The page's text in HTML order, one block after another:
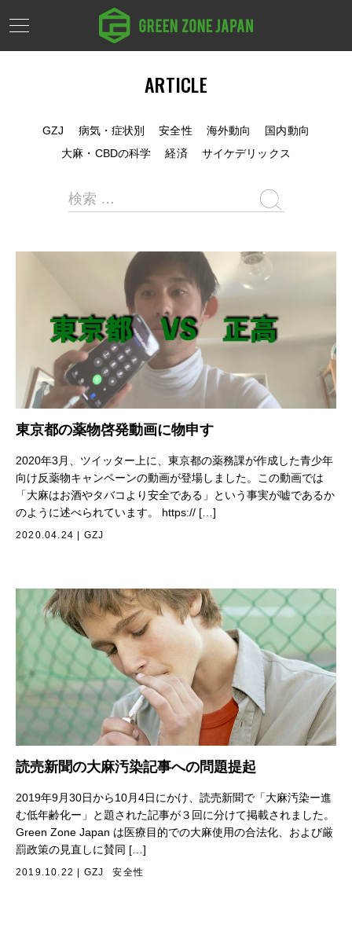
ARTICLE
GZJ 病気・症状別 安全性 海外動向
国内動向
大麻・CBDの科学
経済 サイケデリックス
東京都の薬物啓発動画に物申す
2020年3月、ツイッター上に、東京都の薬務課が作成した青少年
向け反薬物キャンペーンの動画が登場しました。この動画では
「大麻はお酒やタバコより安全である」という事実が嘘であるか
のように述べられています。 https:// […]
2020.04.24 GZJ
読売新聞の大麻汚染記事への問題提起
2019年9月30日から10月4日にかけ、読売新聞で「大麻汚染ー進
む低年齢化ー」と題された記事が３回に分けて掲載されました。
Green Zone Japan は医療目的での大麻使用の合法化、および厳
罰政策の見直しに賛同 […]
2019.10.22 GZJ 安全性